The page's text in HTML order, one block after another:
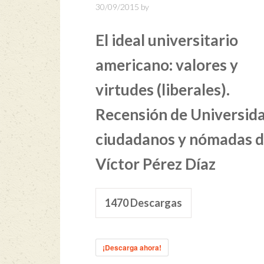
30/09/2015 by
El ideal universitario
americano: valores y
virtudes (liberales).
Recensión de
ciudadanos y nómadas
Víctor Pérez Díaz
1470Descargas
¡Descarga ahora!